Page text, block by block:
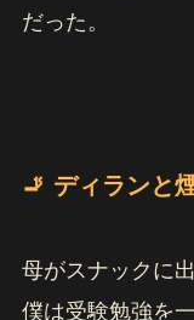
だった。
🚬 ディランと
母がスナックに
僕は受験勉強を一